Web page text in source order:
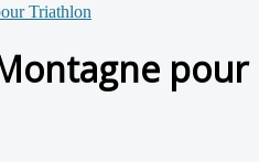
Triathlon
pour